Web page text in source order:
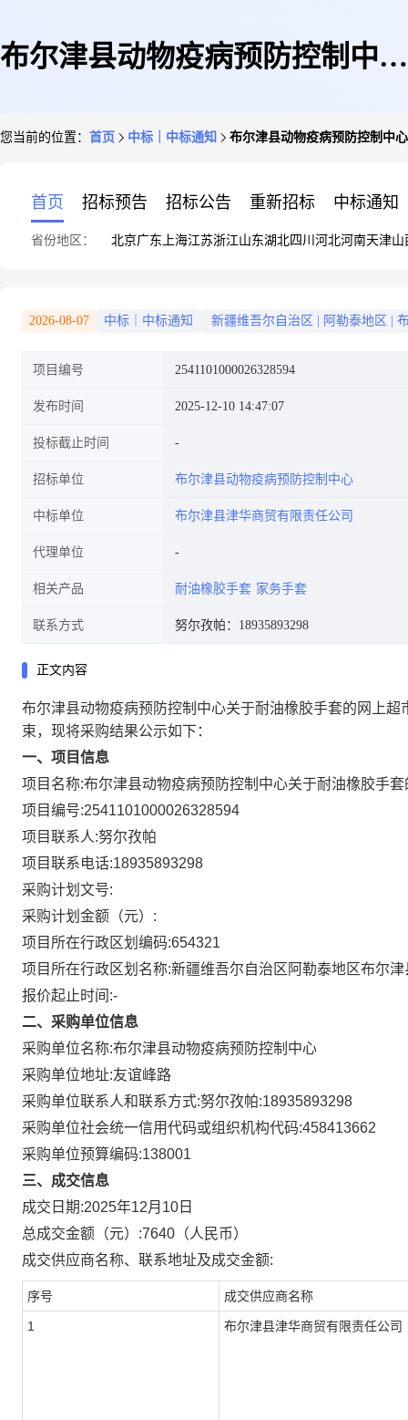
布尔津县动物疫病预防控制中心
您当前的位置： 首页 中标｜中标通知 布尔津县动物疫病预防控制中
首页 招标预告 招标公告 重新招标 中标通知
省份地区： 北京广东 上海江苏浙江山东湖北四川 河北河南天津山
2026-08-07 中标｜中标通知 新疆维吾尔自治区 阿勒泰地区
项目编号 2541101000026328594
发布时间 2025-12-10 14:47:07
投标截止时间
招标单位 布尔津县动物疫病预防控制中心
中标单位 布尔津县津华商贸有限责任公司
代理单位
相关产品 耐油橡胶手套 家务手套
联系方式 努尔孜帕：18935893298
正文内容
布尔津县动物疫病预防控制中心关于耐油橡胶手套的网上超
束，现将采购结果公示如下：
一、项目信息
项目名称:布尔津县动物疫病预防控制中心关于耐油橡胶手
项目编号:2541101000026328594
项目联系人:努尔孜帕
项目联系电话:18935893298
采购计划文号:
采购计划金额（元）:
项目所在行政区划编码:654321
项目所在行政区划名称:新疆维吾尔自治区阿勒泰地区布尔津
报价起止时间:-
二、采购单位信息
采购单位名称:布尔津县动物疫病预防控制中心
采购单位地址:友谊峰路
采购单位联系人和联系方式:努尔孜帕:18935893298
采购单位社会统一信用代码或组织机构代码:458413662
采购单位预算编码:138001
三、成交信息
成交日期:2025年12月10日
总成交金额（元）:7640 （人民币）
成交供应商名称、联系地址及成交金额:
序号 成交供应商名称
1 布尔津县津华商贸有限责任公司